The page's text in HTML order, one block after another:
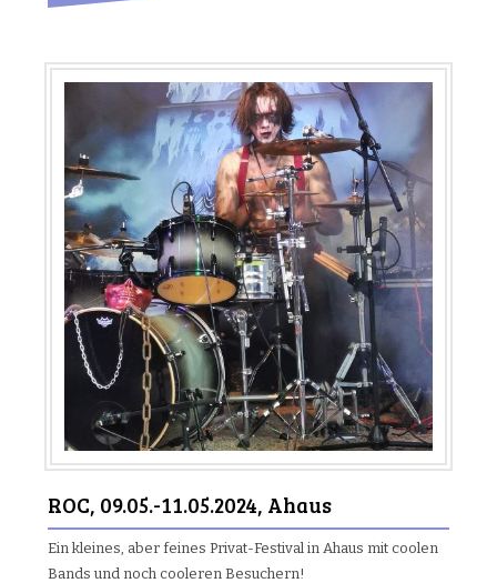
ROC, 09.05.-11.05.2024, Ahaus
Ein kleines, aber feines Privat-Festival in Ahaus mit coolen
Bands und noch cooleren Besuchern!